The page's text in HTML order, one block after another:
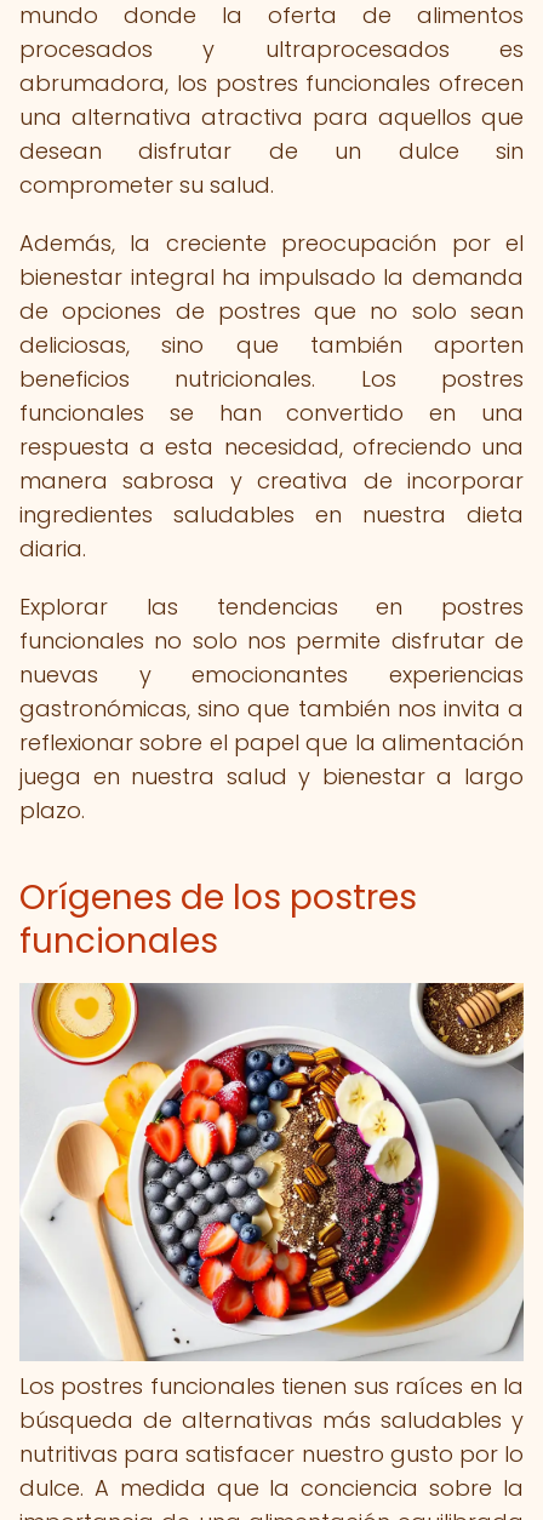
mundo donde la oferta de alimentos
procesados y ultraprocesados es
abrumadora, los postres funcionales ofrecen
una alternativa atractiva para aquellos que
desean disfrutar de un dulce sin
comprometer su salud.
Además, la creciente preocupación por el
bienestar integral ha impulsado la demanda
de opciones de postres que no solo sean
deliciosas, sino que también aporten
beneficios nutricionales. Los postres
funcionales se han convertido en una
respuesta a esta necesidad, ofreciendo una
manera sabrosa y creativa de incorporar
ingredientes saludables en nuestra dieta
diaria.
Explorar las tendencias en postres
funcionales no solo nos permite disfrutar de
nuevas y emocionantes experiencias
gastronómicas, sino que también nos invita a
reflexionar sobre el papel que la alimentación
juega en nuestra salud y bienestar a largo
plazo.
Orígenes de los postres
funcionales
Los postres funcionales tienen sus raíces en la
búsqueda de alternativas más saludables y
nutritivas para satisfacer nuestro gusto por lo
dulce. A medida que la conciencia sobre la